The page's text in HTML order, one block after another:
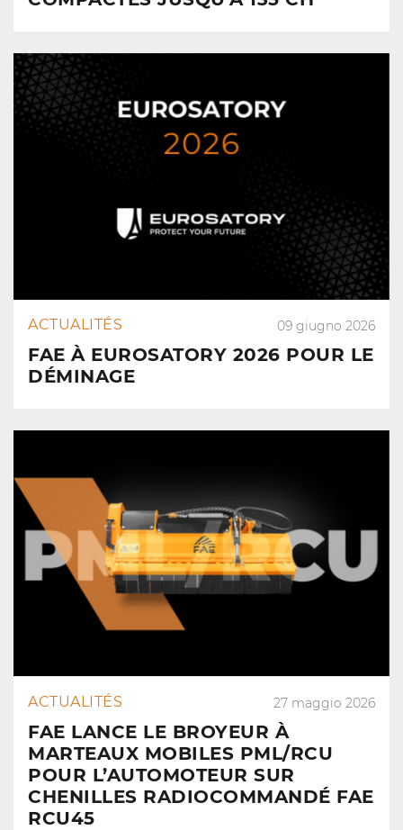
ACTUALITÉS 09 giugno 2026
FAE À EUROSATORY 2026 POUR LE
DÉMINAGE
ACTUALITÉS 27 maggio 2026
FAE LANCE LE BROYEUR À
MARTEAUX MOBILES PML/RCU
POUR L’AUTOMOTEUR SUR
CHENILLES RADIOCOMMANDÉ FAE
RCU45